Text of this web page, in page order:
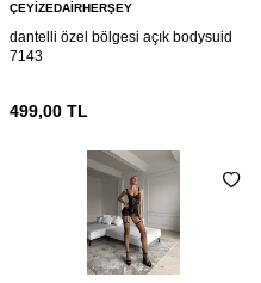
ÇEYIZEDAIRHERŞEY
dantelli özel bölgesi açık bodysuid
7143
499,00 TL